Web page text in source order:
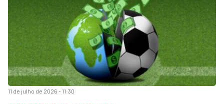
11 de julho de 2026 - 11:30